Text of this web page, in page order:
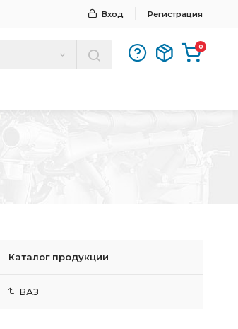
Вход Регистрация
0
Каталог продукции
ВАЗ